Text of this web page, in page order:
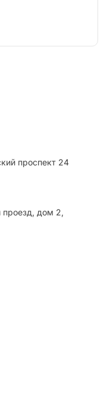
проспект 24
проезд, дом 2,